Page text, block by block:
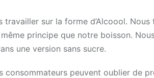
travailler sur la forme d’Alcoool.
principe que notre boisson.
une version sans sucre.
consommateurs peuvent oublier de